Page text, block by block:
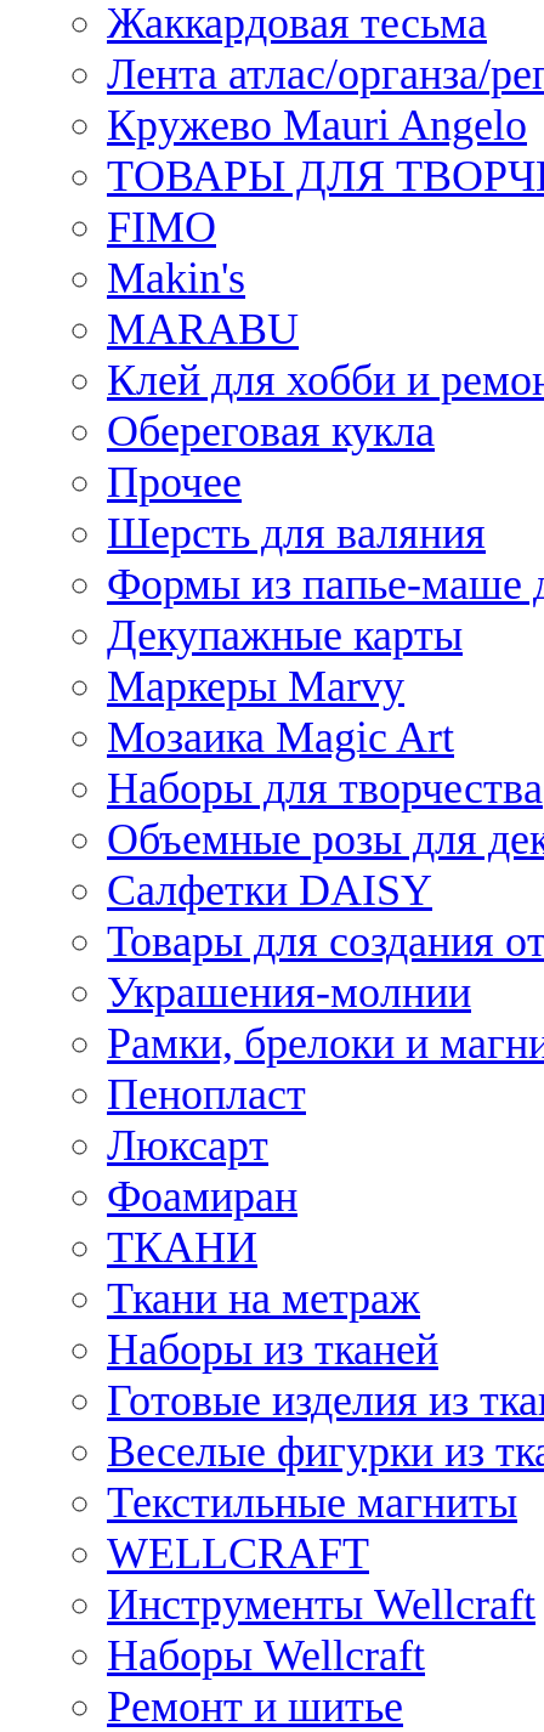
Жаккардовая тесьма
Лента атлас/органза/
Кружево Mauri Angelo
ТОВАРЫ ДЛЯ
FIMO
Makin's
MARABU
Клей для хобби и
Обереговая кукла
Прочее
Шерсть для валяния
Формы из папье-маше
Декупажные карты
Маркеры Marvy
Мозаика Magic Art
Наборы для творчества
Объемные розы для
Салфетки DAISY
Товары для создания
Украшения-молнии
Рамки, брелоки и
Пенопласт
Люксарт
Фоамиран
ТКАНИ
Ткани на метраж
Наборы из тканей
Готовые изделия из
Веселые фигурки из
Текстильные магниты
WELLCRAFT
Инструменты Wellcraft
Наборы Wellcraft
Ремонт и шитье